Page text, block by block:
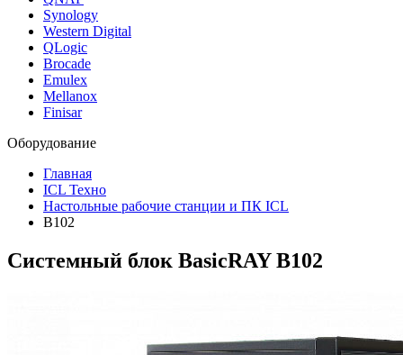
Synology
Western Digital
QLogic
Brocade
Emulex
Mellanox
Finisar
Оборудование
Главная
ICL Техно
Настольные рабочие станции и ПК ICL
B102
Системный блок BasicRAY B102